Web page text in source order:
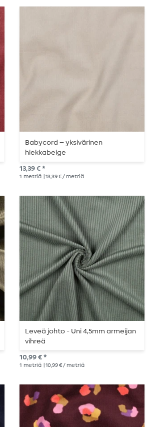
Babycord – yksivärinen
hiekkabeige
13,39 € *
1 metriä | 13,39 € / metriä
Leveä johto - Uni 4,5mm armeijan
vihreä
10,99 € *
1 metriä | 10,99 € / metriä